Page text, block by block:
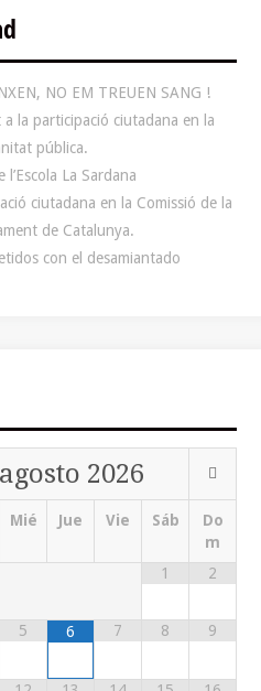
NO EM TREUEN SANG !
la participació ciutadana en la
pública.
l’Escola La Sardana
ciutadana en la Comissió de la
de Catalunya.
con el desamiantado
agosto 2026
Mié Jue Vie Sáb
Do
m
1
2
5 6 7 8 9